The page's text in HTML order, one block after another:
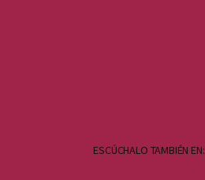
ESCÚCHALO TAMBIÉN EN: